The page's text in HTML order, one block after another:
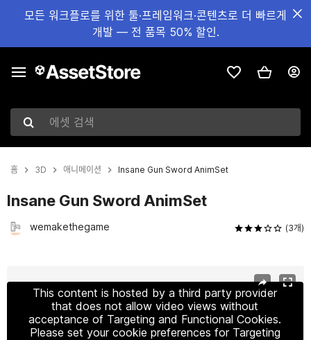
모든 워크플로를 위한 툴·프레임워크·콘텐츠로 더 빠르게
개발 — 전 품목 50% 할인.
에셋 검색
홈 3D 애니메이션 Insane Gun Sword AnimSet
Insane Gun Sword AnimSet
wemakethegame (3개)
This content is hosted by a third party provider
that does not allow video views without
acceptance of Targeting and Functional Cookies.
Please set your cookie preferences for Targeting